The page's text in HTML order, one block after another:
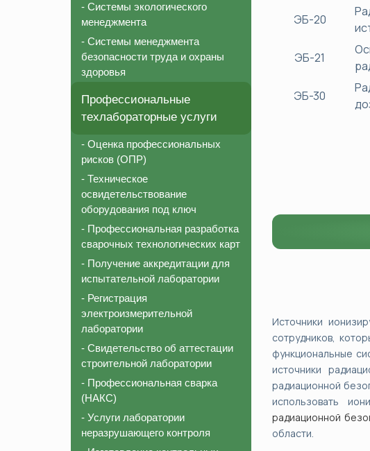
- Системы экологического
менеджмента
- Системы менеджмента
безопасности труда и охраны
здоровья
Профессиональные
техлабораторные услуги
- Оценка профессиональных
рисков (ОПР)
- Техническое
освидетельствование
оборудования под ключ
- Профессиональная разработка
сварочных технологических карт
- Получение аккредитации для
испытательной лаборатории
- Регистрация
электроизмерительной
лаборатории
- Свидетельство об аттестации
строительной лаборатории
- Профессиональная сварка
(НАКС)
- Услуги лаборатории
неразрушающего контроля
ЭБ-20
ЭБ-21
ЭБ-30
Источники
сотрудников,
функциональные
источники
радиационной
использовать
радиационной
области.